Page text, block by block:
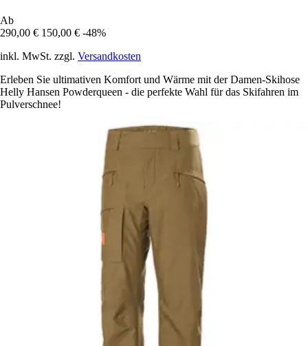
Ab
290,00 € 150,00 € -48%
inkl. MwSt. zzgl. Versandkosten
Erleben Sie ultimativen Komfort und Wärme mit der Damen-Skihose
Helly Hansen Powderqueen - die perfekte Wahl für das Skifahren im
Pulverschnee!